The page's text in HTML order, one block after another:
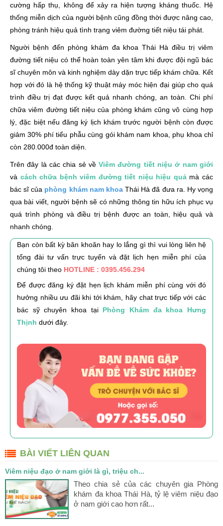
cường hấp thụ, không để xảy ra hiện tượng kháng thuốc. Hệ
thống miễn dịch của người bệnh cũng đồng thời được nâng cao,
phòng tránh hiệu quả tình trạng viêm đường tiết niệu tái phát.
Người bệnh đến phòng khám đa khoa Thái Hà điều trị viêm
đường tiết niệu có thể hoàn toàn yên tâm khi được đội ngũ bác
sĩ chuyên môn và kinh nghiệm dày dặn trực tiếp khám chữa. Kết
hợp với đó là hệ thống kỹ thuật máy móc hiện đại giúp cho quá
trình điều trị đạt được kết quả nhanh chóng, an toàn. Chi phí
chữa viêm đường tiết niệu của phòng khám cũng vô cùng hợp
lý, đặc biệt nếu đăng ký lịch khám trước người bệnh còn được
giảm 30% phí tiểu phẫu cùng gói khám nam khoa, phụ khoa chỉ
còn 280.000đ toàn diện.
Trên đây là các chia sẻ vềViêm đường tiết niệu ở nam giới
và cách chữa bệnh viêm đường tiết niệu hiệu quả mà các
bác sĩ của phòng khám nam khoaThái Hà đã đưa ra. Hy vọng
qua bài viết, người bệnh sẽ có những thông tin hữu ích phục vụ
quá trình phòng và điều trị bệnh được an toàn, hiệu quả và
nhanh chóng.
Bạn còn bất kỳ băn khoăn hay lo lắng gì thì vui lòng liên hệ
tổng đài tư vấn trực tuyến và đặt lịch hẹn miễn phí của
chúng tôi theo HOTLINE : 0395.456.294
Để được đăng ký đặt hẹn lịch khám miễn phí cùng với đó
hưởng nhiều ưu đãi khi tới khám, hãy chat trực tiếp với các
bác sỹ chuyên khoa tại Phòng Khám đa khoa Hưng
Thịnh dưới đây.
BÀI VIẾT LIÊN QUAN
Viêm niệu đạo ở nam giới là gì, triệu ch...
Theo chia sẻ của các chuyên gia Phòng
khám đa khoa Thái Hà, tỷ lệ viêm niệu đạo
ở nam giới cao hơn rất...